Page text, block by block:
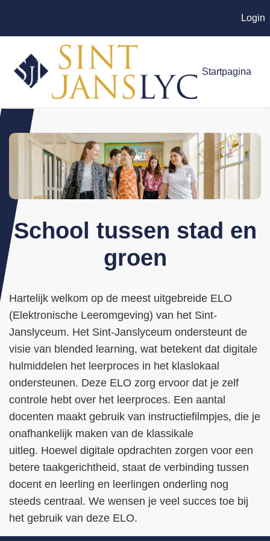
Ga naar hoofdinhoud
Login
Startpagina
School tussen stad en
groen
Hartelijk welkom op de meest uitgebreide ELO
(Elektronische Leeromgeving) van het Sint-
Janslyceum. Het Sint-Janslyceum ondersteunt de
visie van blended learning, wat betekent dat digitale
hulmiddelen het leerproces in het klaslokaal
ondersteunen. Deze ELO zorg ervoor dat je zelf
controle hebt over het leerproces. Een aantal
docenten maakt gebruik van instructiefilmpjes, die je
onafhankelijk maken van de klassikale
uitleg. Hoewel digitale opdrachten zorgen voor een
betere taakgerichtheid, staat de verbinding tussen
docent en leerling en leerlingen onderling nog
steeds centraal. We wensen je veel succes toe bij
het gebruik van deze ELO.